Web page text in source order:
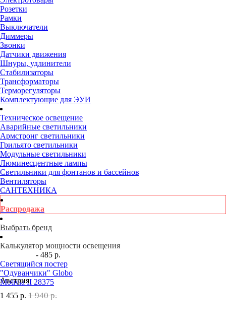
Розетки
Рамки
Выключатели
Диммеры
Звонки
Датчики движения
Шнуры, удлинители
Стабилизаторы
Трансформаторы
Терморегуляторы
Комплектующие для ЭУИ
Техническое освещение
Аварийные светильники
Армстронг светильники
Грильято светильники
Модульные светильники
Люминесцентные лампы
Светильники для фонтанов и бассейнов
Вентиляторы
САНТЕХНИКА
Распродажа
Выбрать бренд
Калькулятор мощности освещения
- 485 р.
Светящийся постер
"Одуванчики" Globo
Motivia II 28375
Австрия
1 455 р. 1 940 р.